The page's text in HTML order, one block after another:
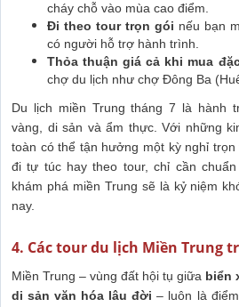
cháy chỗ vào mùa cao điểm.
Đi theo tour trọn gói nếu bạn
có người hỗ trợ hành trình.
Thỏa thuận giá cả khi mua
chợ du lịch như chợ Đông Ba
Du lịch miền Trung tháng 7 là hành
vàng, di sản và ẩm thực. Với những
toàn có thể tận hưởng một kỳ nghỉ
đi tự túc hay theo tour, chỉ cần
khám phá miền Trung sẽ là kỷ niệm
nay.
4. Các tour du lịch Miền Trung
Miền Trung – vùng đất hội tụ giữa biển
di sản văn hóa lâu đời – luôn là